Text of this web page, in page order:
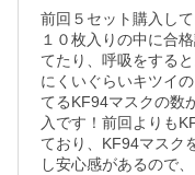
前回５セット購入し
１０枚入りの中に合
てたり、呼吸をする
にくいぐらいキツイ
てるKF94マスクの数
入です！前回よりも
ており、KF94マスク
し安心感があるので